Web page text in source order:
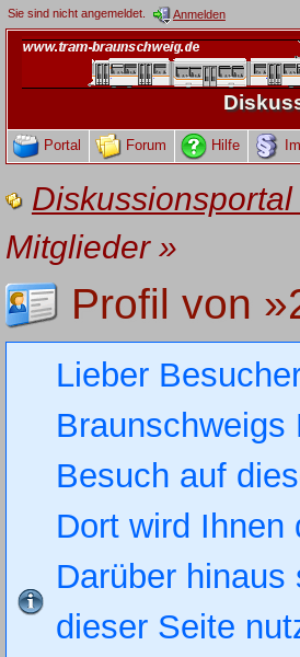
Sie sind nicht angemeldet. Anmelden
Portal Forum Hilfe
Mitglieder»
Profil von
Lieber
Besuch auf
Dort wird Ihnen
Darüber
dieser Seite